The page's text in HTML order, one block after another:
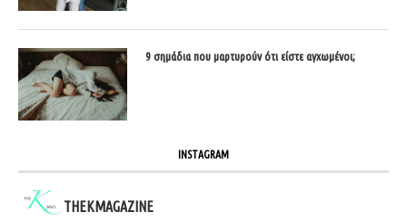
9 σημάδια που μαρτυρούν ότι είστε αγχωμένοι;
INSTAGRAM
THEKMAGAZINE